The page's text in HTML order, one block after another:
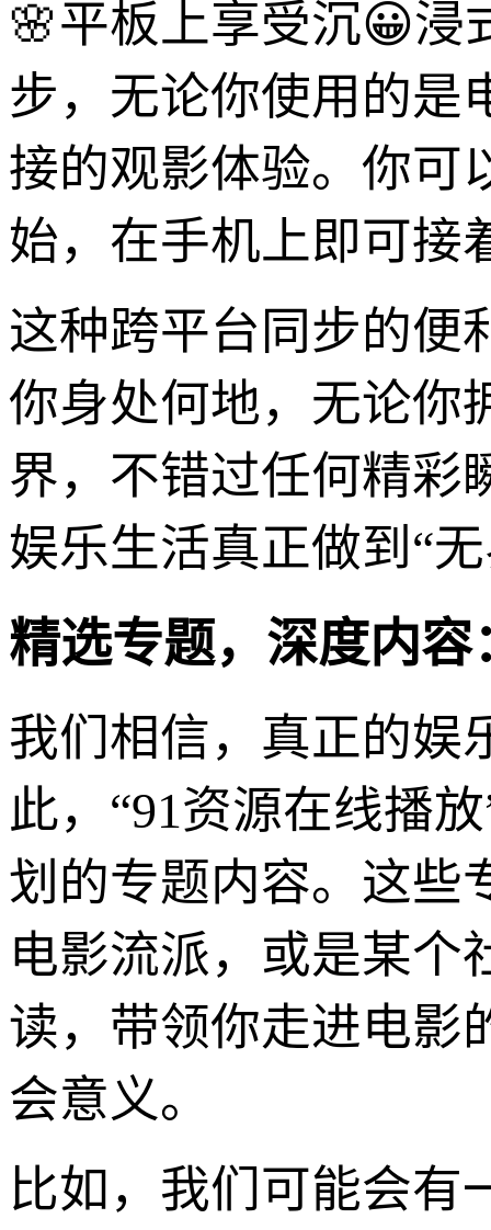
🌸平板上享受沉😀浸
步，无论你使用的是
接的观影体验。你可
始，在手机上即可接
这种跨平台同步的便
你身处何地，无论你
界，不错过任何精彩
娱乐生活真正做到“
精选专题，深度内容
我们相信，真正的娱
此，“91资源在线播
划的专题内容。这些
电影流派，或是某个
读，带领你走进电影
会意义。
比如，我们可能会有